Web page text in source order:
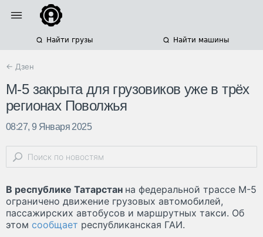
Найти грузы Найти машины
← Дзен
М-5 закрыта для грузовиков уже в трёх
регионах Поволжья
08:27, 9 Января 2025
В республике Татарстан на федеральной трассе М-5
ограничено движение грузовых автомобилей,
пассажирских автобусов и маршрутных такси. Об
этом сообщает республиканская ГАИ.